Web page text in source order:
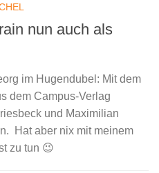
nun auch als
im Hugendubel: Mit dem
dem Campus-Verlag
und Maximilian
Hat aber nix mit meinem
zu tun 😉